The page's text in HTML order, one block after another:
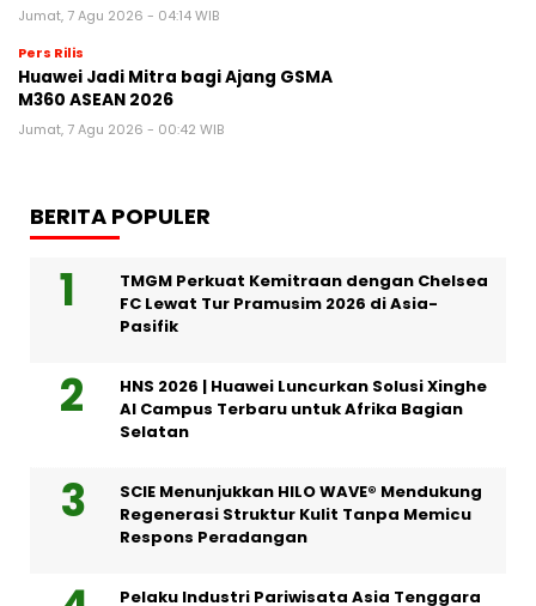
Jumat, 7 Agu 2026 - 04:14 WIB
Pers Rilis
Huawei Jadi Mitra bagi Ajang GSMA
M360 ASEAN 2026
Jumat, 7 Agu 2026 - 00:42 WIB
BERITA POPULER
TMGM Perkuat Kemitraan dengan Chelsea
FC Lewat Tur Pramusim 2026 di Asia-
Pasifik
HNS 2026 | Huawei Luncurkan Solusi Xinghe
AI Campus Terbaru untuk Afrika Bagian
Selatan
SCIE Menunjukkan HILO WAVE® Mendukung
Regenerasi Struktur Kulit Tanpa Memicu
Respons Peradangan
Pelaku Industri Pariwisata Asia Tenggara